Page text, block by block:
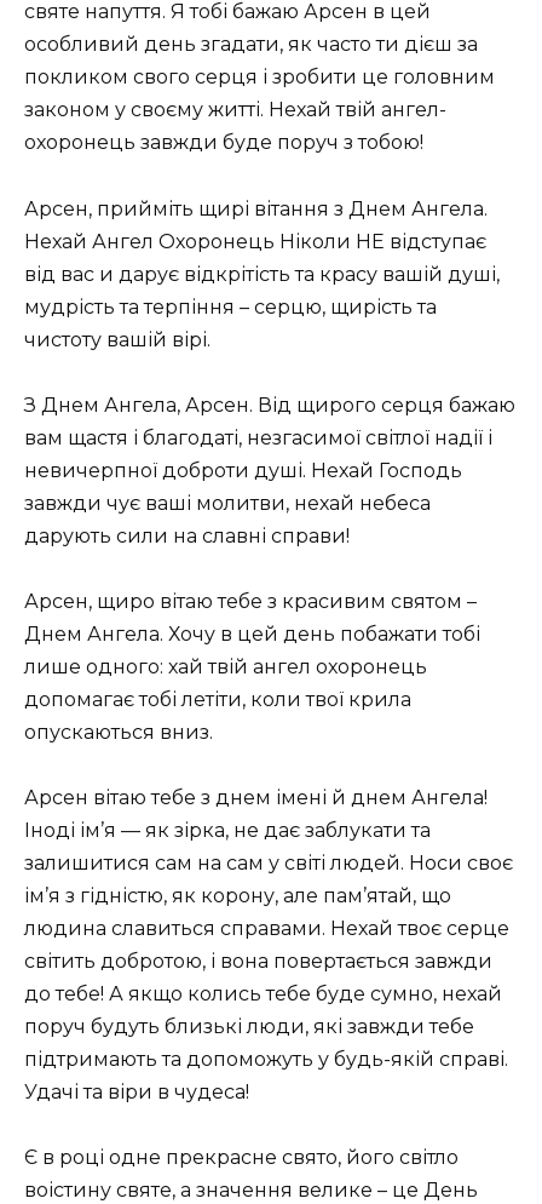
святе напуття. Я тобі бажаю Арсен в цей
особливий день згадати, як часто ти дієш за
покликом свого серця і зробити це головним
законом у своєму житті. Нехай твій ангел-
охоронець завжди буде поруч з тобою!
Арсен, прийміть щирі вітання з Днем Ангела.
Нехай Ангел Охоронець Ніколи НЕ відступає
від вас и дарує відкрітість та красу вашій душі,
мудрість та терпіння – серцю, щирість та
чистоту вашій вірі.
З Днем Ангела, Арсен. Від щирого серця бажаю
вам щастя і благодаті, незгасимої світлої надії і
невичерпної доброти душі. Нехай Господь
завжди чує ваші молитви, нехай небеса
дарують сили на славні справи!
Арсен, щиро вітаю тебе з красивим святом –
Днем Ангела. Хочу в цей день побажати тобі
лише одного: хай твій ангел охоронець
допомагає тобі летіти, коли твої крила
опускаються вниз.
Арсен вітаю тебе з днем імені й днем Ангела!
Іноді ім’я — як зірка, не дає заблукати та
залишитися сам на сам у світі людей. Носи своє
ім’я з гідністю, як корону, але пам’ятай, що
людина славиться справами. Нехай твоє серце
світить добротою, і вона повертається завжди
до тебе! А якщо колись тебе буде сумно, нехай
поруч будуть близькі люди, які завжди тебе
підтримають та допоможуть у будь-якій справі.
Удачі та віри в чудеса!
Є в році одне прекрасне свято, його світло
воістину святе, а значення велике – це День